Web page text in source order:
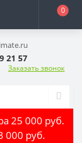
0
21 57
Заказать звонок
25 000 руб.
000 руб.